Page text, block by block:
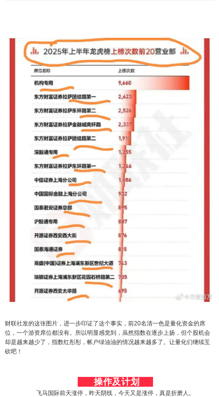
财联社发的这张图片，进一步印证了这个事实，前20名清一色是量化资金的席
位，一个游资席位都没有。所以明显感觉到，虽然指数在逐步上扬，但个股机会
却是越来越少了，指数红彤彤，帐户绿油油的情况越来越多了。让量化们继续互
砍吧！
操作及计划
飞马国际前天涨停，昨天阴线，今天又是涨停，真是折磨人。